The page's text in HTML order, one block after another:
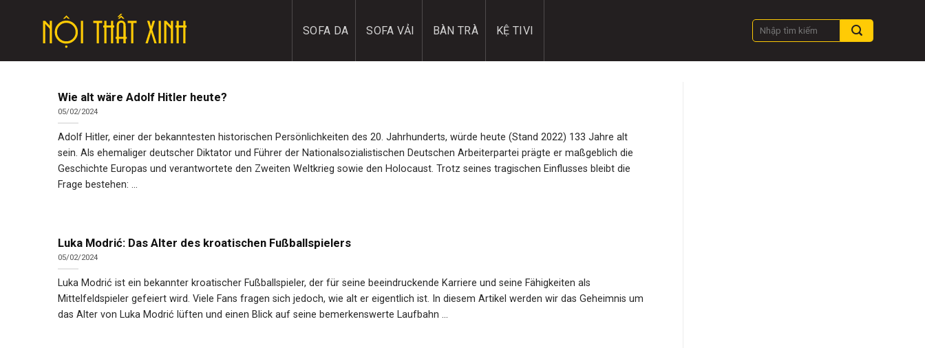
SOFA DA SOFA VẢI BÀN TRÀ KỆ TIVI
Wie alt wäre Adolf Hitler heute?
05/02/2024
Adolf Hitler, einer der bekanntesten historischen Persönlichkeiten des 20. Jahrhunderts, würde heute (Stand 2022) 133 Jahre alt
sein. Als ehemaliger deutscher Diktator und Führer der Nationalsozialistischen Deutschen Arbeiterpartei prägte er maßgeblich die
Geschichte Europas und verantwortete den Zweiten Weltkrieg sowie den Holocaust. Trotz seines tragischen Einflusses bleibt die
Frage bestehen: ...
Luka Modrić: Das Alter des kroatischen Fußballspielers
05/02/2024
Luka Modrić ist ein bekannter kroatischer Fußballspieler, der für seine beeindruckende Karriere und seine Fähigkeiten als
Mittelfeldspieler gefeiert wird. Viele Fans fragen sich jedoch, wie alt er eigentlich ist. In diesem Artikel werden wir das Geheimnis um
das Alter von Luka Modrić lüften und einen Blick auf seine bemerkenswerte Laufbahn ...